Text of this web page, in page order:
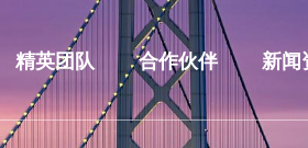
精英团队 合作伙伴 新闻